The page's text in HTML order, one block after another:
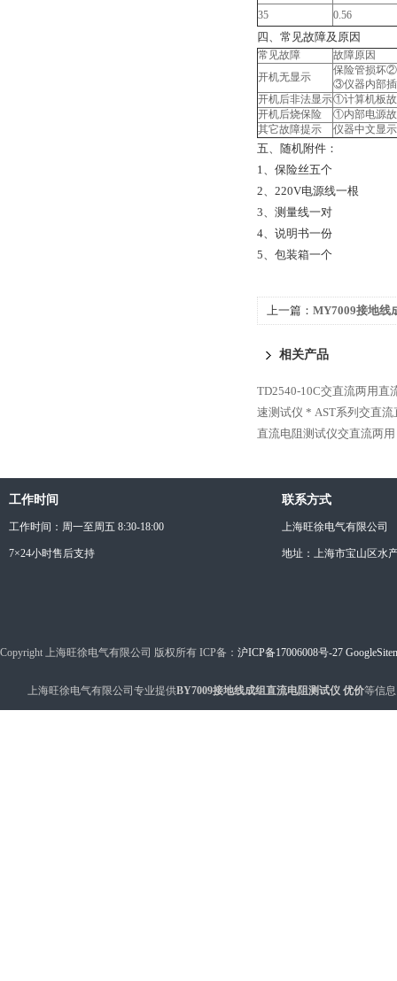
35
0.56
四、常见故障及原因
常见故障
故障原因
开机无显示
保险管损坏
③仪器内部
开机后非法显示①计算机板
开机后烧保险
①内部电源
其它故障提示
仪器中文显
五、随机附件：
1、保险丝五个
2、220V电源线一根
3、测量线一对
4、说明书一份
5、包装箱一个
上一篇： MY7009接地线
相关产品
TD2540-10C交直流两用直
速测试仪 * AST系列交直
直流电阻测试仪交直流两
工作时间
工作时间：周一至周五 8:30-18:00
7×24小时售后支持
联系方式
上海旺徐电气有限公司
地址：上海市宝山区水
Copyright 上海旺徐电气有限公司 版权所有 ICP备： 沪ICP备17006008号-27
上海旺徐电气有限公司专业提供BY7009接地线成组直流电阻测试仪 优价等信